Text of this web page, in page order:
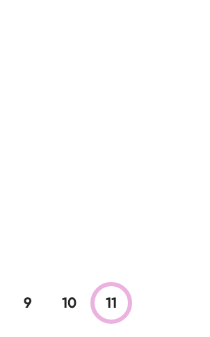
9 10 11